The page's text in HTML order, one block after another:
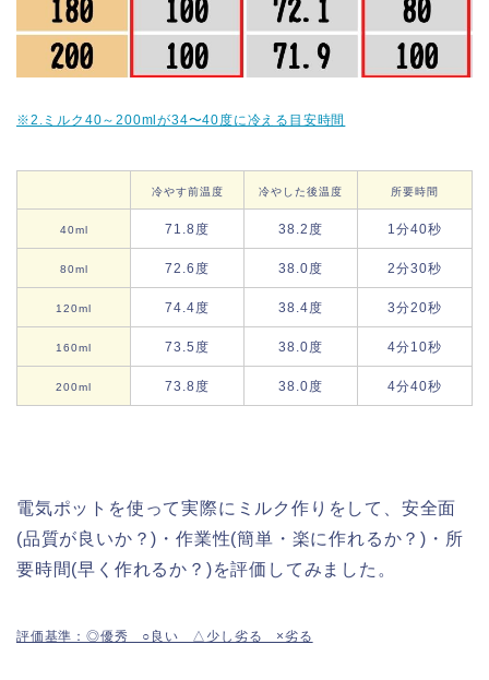
※2.ミルク40～200mlが34〜40度に冷える目安時間
冷やす前温度 冷やした後温度 所要時間
40ml 71.8度 38.2度 1分40秒
80ml 72.6度 38.0度 2分30秒
120ml 74.4度 38.4度 3分20秒
160ml 73.5度 38.0度 4分10秒
200ml 73.8度 38.0度 4分40秒
電気ポットを使って実際にミルク作りをして、安全面
(品質が良いか？)・作業性(簡単・楽に作れるか？)・所
要時間(早く作れるか？)を評価してみました。
評価基準：◎優秀 ○良い △少し劣る ×劣る